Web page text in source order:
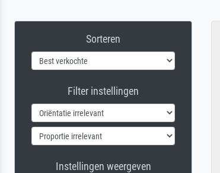
Sorteren
Filter instellingen
Instellingen weergeven